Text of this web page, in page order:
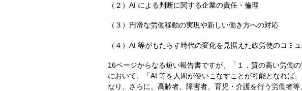
（２）AI による判断に関する企業の責任・倫理
（３）円滑な労働移動の実現や新しい働き方への対応
（４）AI 等がもたらす時代の変化を見据えた政労使のコミ
16ページからなる短い報告書ですが、「１．質の高い労働
において、「AI 等を人間が使いこなすことが可能となれば
なり、さらに、高齢者、障害者、育児・介護を行う労働者